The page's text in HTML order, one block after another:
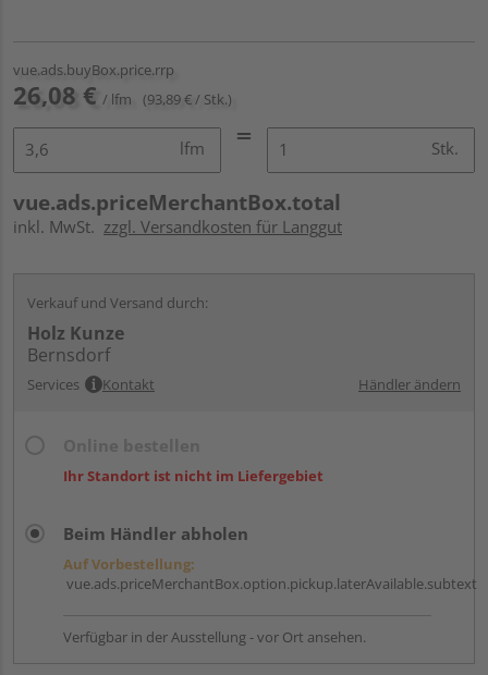
vue.ads.buyBox.price.rrp
26,08 € / lfm (93,89 € / Stk.)
lfm Stk.
vue.ads.priceMerchantBox.total
inkl. MwSt. zzgl. Versandkosten für Langgut
Verkauf und Versand durch:
Holz Kunze
Bernsdorf
Services Kontakt Händler ändern
Ihr Standort ist nicht im Liefergebiet
Beim Händler abholen
Auf Vorbestellung:
vue.ads.priceMerchantBox.option.pickup.laterAvailable.subtext
Verfügbar in der Ausstellung - vor Ort ansehen.